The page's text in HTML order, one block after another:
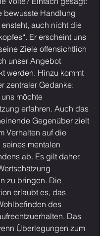
bewusste Handlung
auch nicht die
Er erscheint uns
Ziele offensichtlich
unser Angebot
werden. Hinzu kommt
zentraler Gedanke:
möchte
erfahren. Auch das
Gegenüber zielt
Verhalten auf die
seines mentalen
ab. Es gilt daher,
zu bringen. Die
erlaubt es, das
des
Das
Überlegungen zum